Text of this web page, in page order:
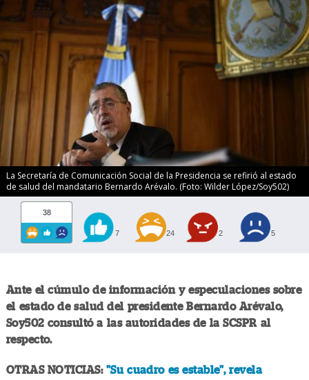
La Secretaría de Comunicación Social de la Presidencia se refirió al estado
de salud del mandatario Bernardo Arévalo. (Foto: Wilder López/Soy502)
38
7 24 2 5
Ante el cúmulo de información y especulaciones sobre
el estado de salud del presidente Bernardo Arévalo,
Soy502 consultó a las autoridades de la SCSPR al
respecto.
OTRAS NOTICIAS: "Su cuadro es estable", revela